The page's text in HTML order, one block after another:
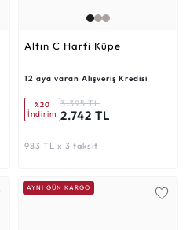
Altın C Harfi Küpe
12 aya varan Alışveriş Kredisi
%20
İndirim
3.395 TL
2.742 TL
983 TL x 3 taksit
AYNI GÜN KARGO